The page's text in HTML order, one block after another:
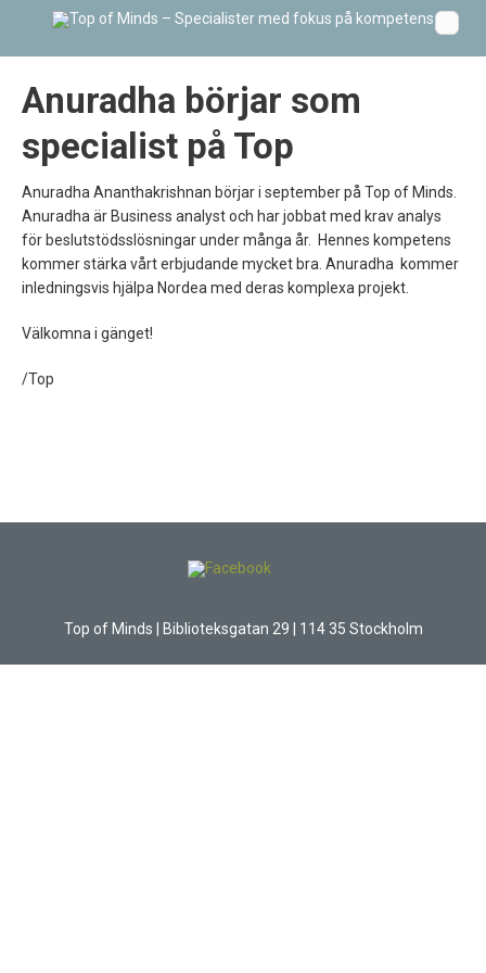
Anuradha börjar som
specialist på Top
Anuradha Ananthakrishnan börjar i september på Top of Minds.
Anuradha är Business analyst och har jobbat med krav analys
för beslutstödsslösningar under många år. Hennes kompetens
kommer stärka vårt erbjudande mycket bra. Anuradha kommer
inledningsvis hjälpa Nordea med deras komplexa projekt.
Välkomna i gänget!
/Top
Top of Minds | Biblioteksgatan 29 | 114 35 Stockholm